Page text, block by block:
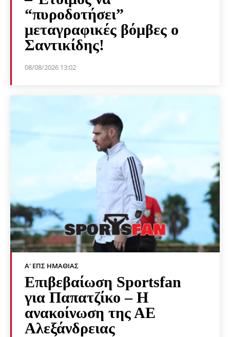
“πυροδοτήσει”
μεταγραφικές βόμβες ο
Σαντικίδης!
08/08/2026 13:02
Α' ΕΠΣ ΗΜΑΘΊΑΣ
Επιβεβαίωση Sportsfan
για Παπατζίκο – Η
ανακοίνωση της ΑΕ
Αλεξάνδρειας